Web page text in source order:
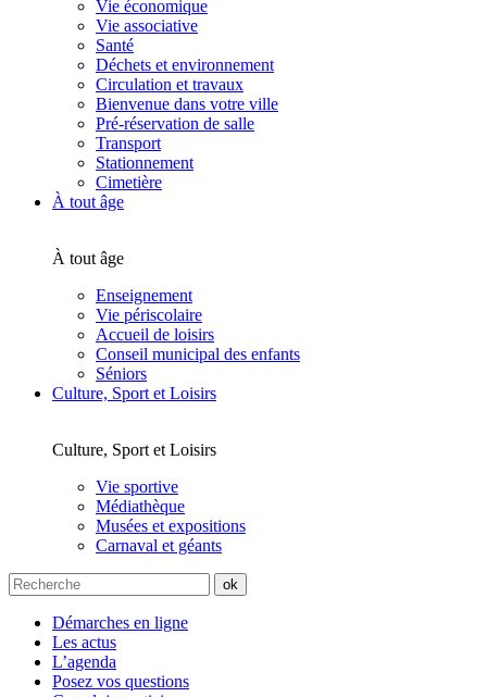
Vie économique
Vie associative
Santé
Déchets et environnement
Circulation et travaux
Bienvenue dans votre ville
Pré-réservation de salle
Transport
Stationnement
Cimetière
À tout âge
À tout âge
Enseignement
Vie périscolaire
Accueil de loisirs
Conseil municipal des enfants
Séniors
Culture, Sport et Loisirs
Culture, Sport et Loisirs
Vie sportive
Médiathèque
Musées et expositions
Carnaval et géants
Démarches en ligne
Les actus
L’agenda
Posez vos questions